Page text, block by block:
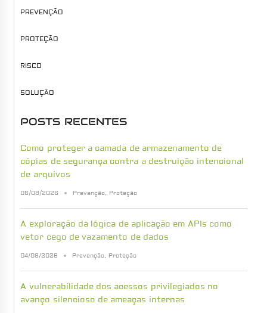
PREVENÇÃO
PROTEÇÃO
RISCO
SOLUÇÃO
POSTS RECENTES
Como proteger a camada de armazenamento de
cópias de segurança contra a destruição intencional
de arquivos
06/08/2026 Prevenção, Proteção
A exploração da lógica de aplicação em APIs como
vetor cego de vazamento de dados
04/08/2026 Prevenção, Proteção
A vulnerabilidade dos acessos privilegiados no
avanço silencioso de ameaças internas